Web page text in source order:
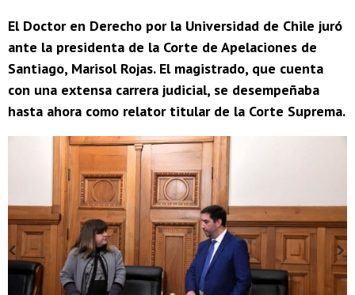
El Doctor en Derecho por la Universidad de Chile juró
ante la presidenta de la Corte de Apelaciones de
Santiago, Marisol Rojas. El magistrado, que cuenta
con una extensa carrera judicial, se desempeñaba
hasta ahora como relator titular de la Corte Suprema.